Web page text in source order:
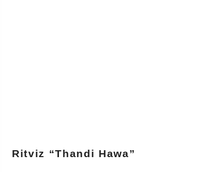
Ritviz “Thandi Hawa”